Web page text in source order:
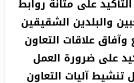
والبلدين الشقيقين
علاقات التعاون
على ضرورة العمل
آليات التعاون